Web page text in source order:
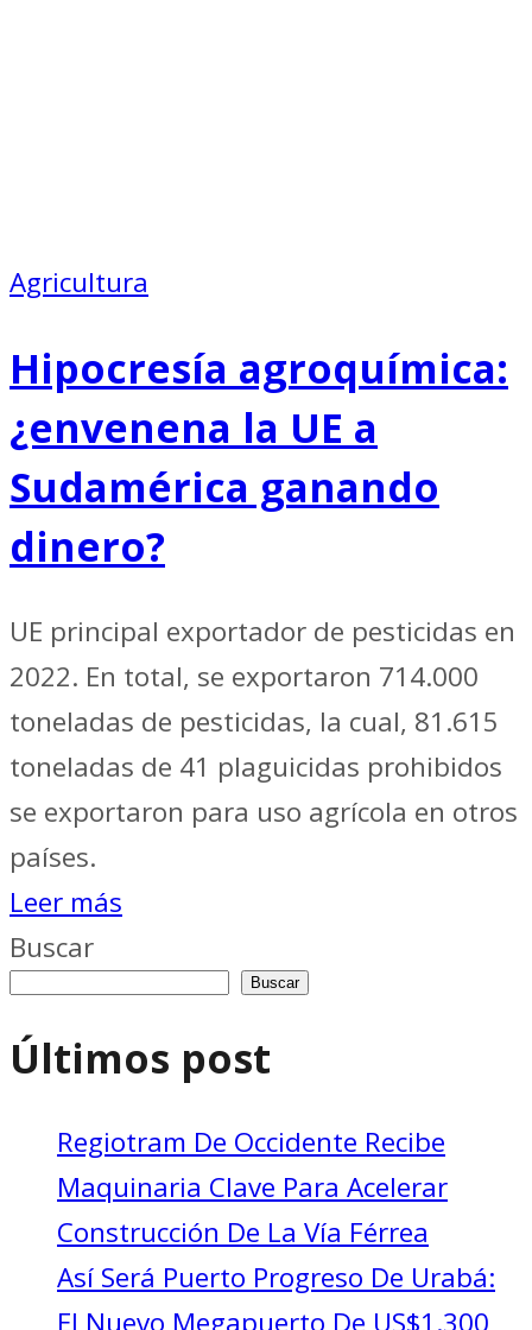
Agricultura
Hipocresía agroquímica:
¿envenena la UE a
Sudamérica ganando
dinero?
UE principal exportador de pesticidas en
2022. En total, se exportaron 714.000
toneladas de pesticidas, la cual, 81.615
toneladas de 41 plaguicidas prohibidos
se exportaron para uso agrícola en otros
países.
Leer más
Buscar
Buscar
Últimos post
Regiotram De Occidente Recibe
Maquinaria Clave Para Acelerar
Construcción De La Vía Férrea
Así Será Puerto Progreso De Urabá: